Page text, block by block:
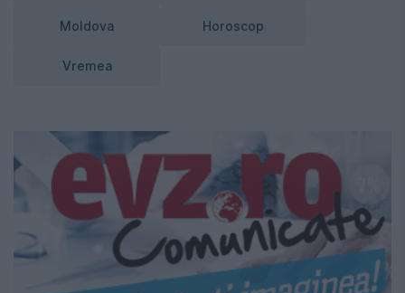
Moldova Horoscop
Vremea